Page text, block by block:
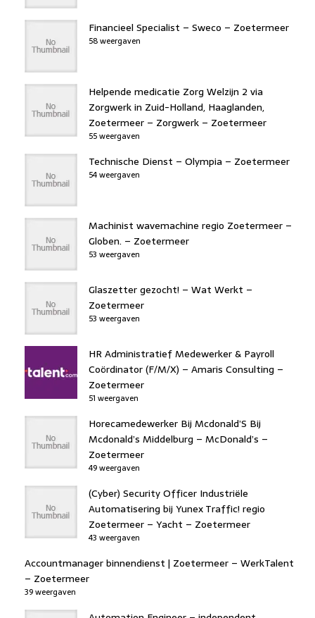
Financieel Specialist – Sweco – Zoetermeer
58 weergaven
Helpende medicatie Zorg Welzijn 2 via
Zorgwerk in Zuid-Holland, Haaglanden,
Zoetermeer – Zorgwerk – Zoetermeer
55 weergaven
Technische Dienst – Olympia – Zoetermeer
54 weergaven
Machinist wavemachine regio Zoetermeer –
Globen. – Zoetermeer
53 weergaven
Glaszetter gezocht! – Wat Werkt –
Zoetermeer
53 weergaven
HR Administratief Medewerker & Payroll
Coördinator (F/M/X) – Amaris Consulting –
Zoetermeer
51 weergaven
Horecamedewerker Bij Mcdonald’S Bij
Mcdonald’s Middelburg – McDonald’s –
Zoetermeer
49 weergaven
(Cyber) Security Officer Industriële
Automatisering bij Yunex Traffic! regio
Zoetermeer – Yacht – Zoetermeer
43 weergaven
Accountmanager binnendienst | Zoetermeer – WerkTalent
– Zoetermeer
39 weergaven